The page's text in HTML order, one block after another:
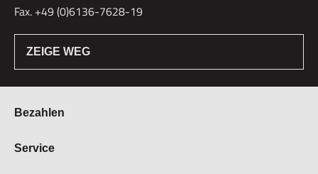
Fax. +49 (0)6136-7628-19
ZEIGE WEG
Bezahlen
Bestellung & Zahlung
Service